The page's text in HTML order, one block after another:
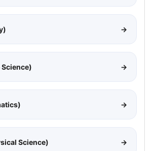
→
Science) →
→
Science) →